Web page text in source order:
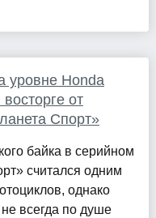
уровне Honda
от
Спорт»
байка в серийном
считался одним
однако
всегда по душе